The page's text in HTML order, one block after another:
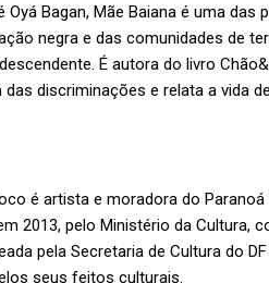
Bagan, Mãe Baiana é uma
negra e das comunidades de
É autora do livro
discriminações e relata a vida
é artista e moradora do
2013, pelo Ministério da Cultura,
pela Secretaria de Cultura do
seus feitos culturais.